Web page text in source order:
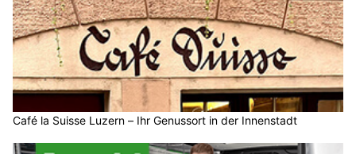
Café la Suisse Luzern – Ihr Genussort in der Innenstadt